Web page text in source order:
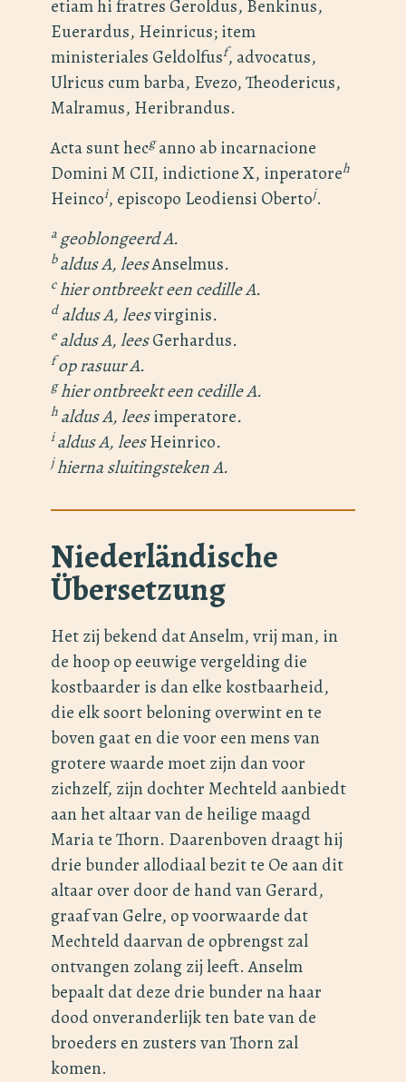
etiam hi fratres Geroldus, Benkinus,
Euerardus, Heinricus; item
ministeriales Geldolfusf, advocatus,
Ulricus cum barba, Evezo, Theodericus,
Malramus, Heribrandus.
Acta sunt hecganno ab incarnacione
Domini M CII, indictione X, inperatoreh
Heincoi, episcopo Leodiensi Obertoj.
a geoblongeerd A.
baldus A, leesAnselmus.
chier ontbreekt een cedille A.
daldus A, leesvirginis.
ealdus A, leesGerhardus.
fop rasuur A.
ghier ontbreekt een cedille A.
h aldus A, leesimperatore.
ialdus A, leesHeinrico.
jhierna sluitingsteken A.
Niederländische
Übersetzung
Het zij bekend dat Anselm, vrij man, in
de hoop op eeuwige vergelding die
kostbaarder is dan elke kostbaarheid,
die elk soort beloning overwint en te
boven gaat en die voor een mens van
grotere waarde moet zijn dan voor
zichzelf, zijn dochter Mechteld aanbiedt
aan het altaar van de heilige maagd
Maria te Thorn. Daarenboven draagt hij
drie bunder allodiaal bezit te Oe aan dit
altaar over door de hand van Gerard,
graaf van Gelre, op voorwaarde dat
Mechteld daarvan de opbrengst zal
ontvangen zolang zij leeft. Anselm
bepaalt dat deze drie bunder na haar
dood onveranderlijk ten bate van de
broeders en zusters van Thorn zal
komen.